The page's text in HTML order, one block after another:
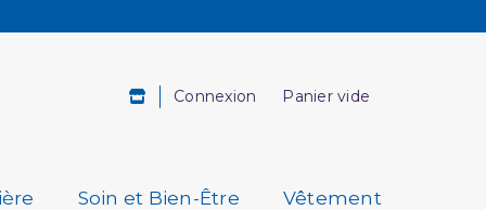
Connexion Panier vide
Soin et Bien-Être Vêtement